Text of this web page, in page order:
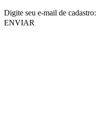
Digite seu e-mail de cadastro:
ENVIAR